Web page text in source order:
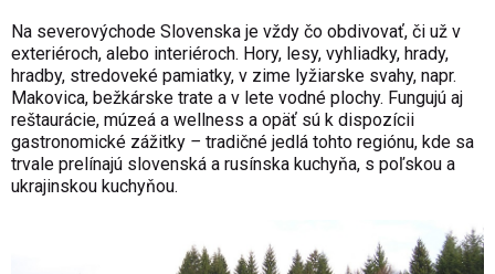
Na severovýchode Slovenska je vždy čo obdivovať, či už v
exteriéroch, alebo interiéroch. Hory, lesy, vyhliadky, hrady,
hradby, stredoveké pamiatky, v zime lyžiarske svahy, napr.
Makovica, bežkárske trate a v lete vodné plochy. Fungujú aj
reštaurácie, múzeá a wellness a opäť sú k dispozícii
gastronomické zážitky – tradičné jedlá tohto regiónu, kde sa
trvale prelínajú slovenská a rusínska kuchyňa, s poľskou a
ukrajinskou kuchyňou.